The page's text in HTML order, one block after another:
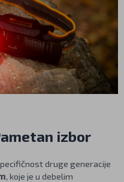
izbor
druge generacije
, koje je u debelim